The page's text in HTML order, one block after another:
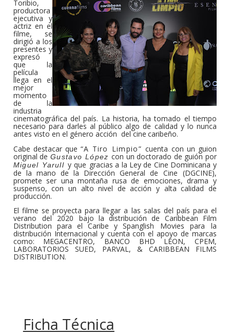
Toribio,
productora
ejecutiva y
actriz en el
filme, se
dirigió a los
presentes y
expresó
que la
película
llega en el
mejor
momento
de la
industria
cinematográfica del país. La historia, ha tomado el tiempo
necesario para darles al público algo de calidad y lo nunca
antes visto en el género acción del cine caribeño.
Cabe destacar que“A Tiro Limpio”cuenta con un guion
original de GustavoLópezcon un doctorado de guión por
Miguel Yarull y que gracias a la Ley de Cine Dominicana y
de la mano de la Dirección General de Cine (DGCINE),
promete ser una montaña rusa de emociones, drama y
suspenso, con un alto nivel de acción y alta calidad de
producción.
El filme se proyecta para llegar a las salas del país para el
verano del 2020 bajo la distribución de Caribbean Film
Distribution para el Caribe y Spanglish Movies para la
distribución Internacional y cuenta con el apoyo de marcas
como: MEGACENTRO, BANCO BHD LEON, CPEM,
LABORATORIOS SUED, PARVAL, & CARIBBEAN FILMS
DISTRIBUTION.
Ficha Técnica